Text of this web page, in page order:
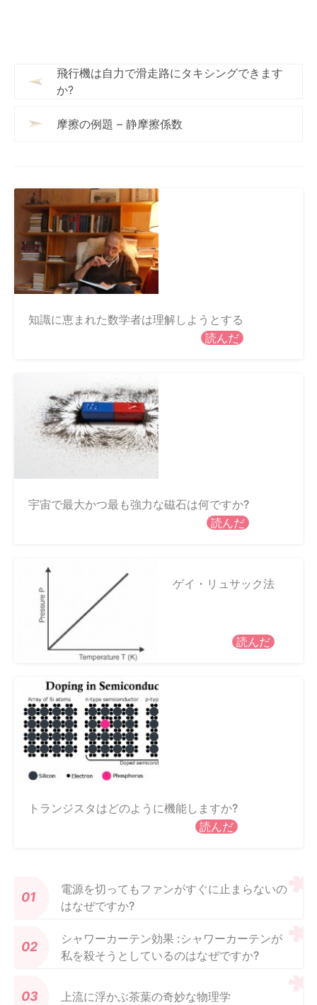
飛行機は自力で滑走路にタキシングできます
か?
摩擦の例題 – 静摩擦係数
知識に恵まれた数学者は理解しようとする
読んだ
宇宙で最大かつ最も強力な磁石は何ですか?
読んだ
ゲイ・リュサック法
読んだ
トランジスタはどのように機能しますか?
読んだ
電源を切ってもファンがすぐに止まらないの
はなぜですか?
シャワーカーテン効果 :シャワーカーテンが
私を殺そうとしているのはなぜですか?
上流に浮かぶ茶葉の奇妙な物理学